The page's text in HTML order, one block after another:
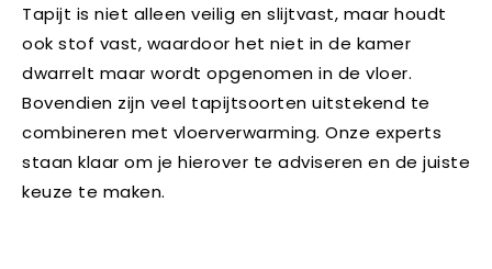
Tapijt is niet alleen veilig en slijtvast, maar houdt
ook stof vast, waardoor het niet in de kamer
dwarrelt maar wordt opgenomen in de vloer.
Bovendien zijn veel tapijtsoorten uitstekend te
combineren met vloerverwarming. Onze experts
staan klaar om je hierover te adviseren en de juiste
keuze te maken.